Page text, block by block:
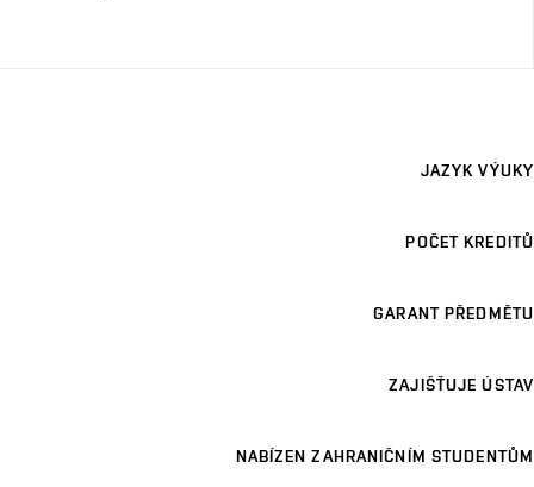
JAZYK VÝUKY
POČET KREDITŮ
GARANT PŘEDMĚTU
ZAJIŠŤUJE ÚSTAV
NABÍZEN ZAHRANIČNÍM STUDENTŮM